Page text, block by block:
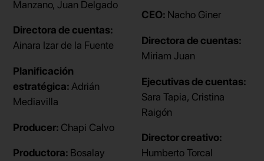
Manzano, Juan Delgado
Directora de cuentas:
Ainara Izar de la Fuente
Planificación
estratégica: Adrián
Mediavilla
Producer: Chapi Calvo
Productora: Bosalay
CEO: Nacho Giner
Directora de cuentas:
Miriam Juan
Ejecutivas de cuentas:
Sara Tapia, Cristina
Raigón
Director creativo:
Humberto Torcal